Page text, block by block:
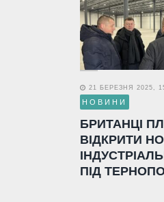
21 БЕРЕЗНЯ 2025,
НОВИНИ
БРИТАНЦІ
ВІДКРИТИ
ПІД